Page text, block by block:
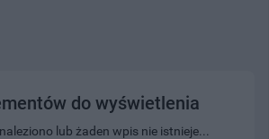
do wyświetlenia
lub żaden wpis nie istnieje...